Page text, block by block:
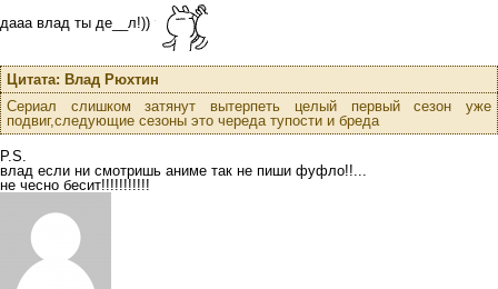
дааа влад ты де__л!))
Цитата: Влад Рюхтин
Сериал слишком затянут вытерпеть целый первый сезон уже
подвиг,следующие сезоны это череда тупости и бреда
P.S.
влад если ни смотришь аниме так не пиши фуфло!!...
не чесно бесит!!!!!!!!!!!